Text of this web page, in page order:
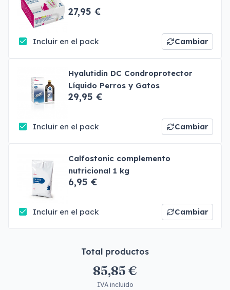
27,95 €
Incluir en el pack Cambiar
Hyalutidin DC Condroprotector
Líquido Perros y Gatos
29,95 €
Incluir en el pack Cambiar
Calfostonic complemento
nutricional 1 kg
6,95 €
Incluir en el pack Cambiar
Total productos
85,85 €
IVA incluido